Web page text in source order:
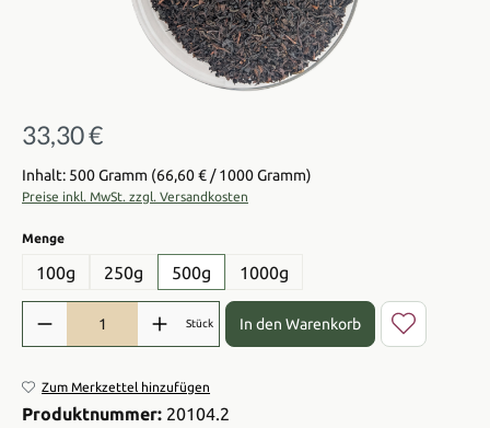
Regulärer Preis:
33,30 €
Inhalt: 500 Gramm (66,60 € / 1000 Gramm)
Preise inkl. MwSt. zzgl. Versandkosten
Mengeauswählen
100g 250g 500g 1000g
Produkt Anzahl: Gib den gewünschten Wert ein oder benutze die
Stück In den Warenkorb
Zum Merkzettel hinzufügen
Produktnummer: 20104.2